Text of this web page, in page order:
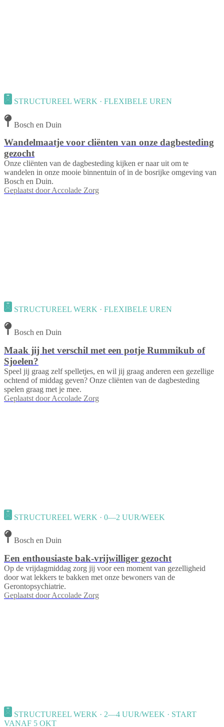
STRUCTUREEL WERK · FLEXIBELE UREN
Bosch en Duin
Wandelmaatje voor cliënten van onze dagbesteding
gezocht
Onze cliënten van de dagbesteding kijken er naar uit om te
wandelen in onze mooie binnentuin of in de bosrijke omgeving van
Bosch en Duin.
Geplaatst door Accolade Zorg
STRUCTUREEL WERK · FLEXIBELE UREN
Bosch en Duin
Maak jij het verschil met een potje Rummikub of
Sjoelen?
Speel jij graag zelf spelletjes, en wil jij graag anderen een gezellige
ochtend of middag geven? Onze cliënten van de dagbesteding
spelen graag met je mee.
Geplaatst door Accolade Zorg
STRUCTUREEL WERK · 0—2 UUR/WEEK
Bosch en Duin
Een enthousiaste bak-vrijwilliger gezocht
Op de vrijdagmiddag zorg jij voor een moment van gezelligheid
door wat lekkers te bakken met onze bewoners van de
Gerontopsychiatrie.
Geplaatst door Accolade Zorg
STRUCTUREEL WERK · 2—4 UUR/WEEK · START
VANAF 5 OKT